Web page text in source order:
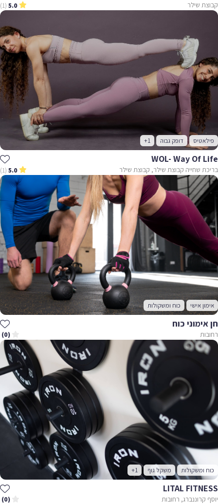
קבוצת שילר 5.0
(1)
פילאטיס דופק גבוה +1
WOL- Way Of Life
בריכת שחייה קבוצת שילר, קבוצת שילר 5.0
(1)
אימון אישי כוח ומשקולות
חן אימוני כוח
רחובות (0)
כוח ומשקולות משקל גוף +1
LITAL FITNESS
יוסף קרוננברג, רחובות (0)